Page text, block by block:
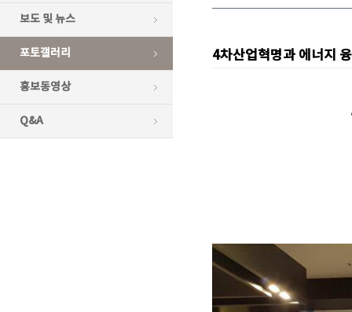
보도 및 뉴스
포토갤러리
홍보동영상
Q&A
4차산업혁명과 에너지